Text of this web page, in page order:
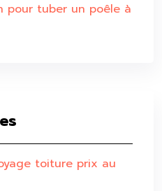
pour tuber un poêle à
toiture prix au